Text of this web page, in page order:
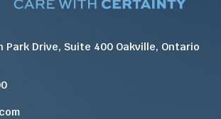
Park Drive, Suite 400 Oakville, Ontario